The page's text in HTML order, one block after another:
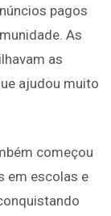
pagos
As
as
ajudou muito
começou
em escolas e